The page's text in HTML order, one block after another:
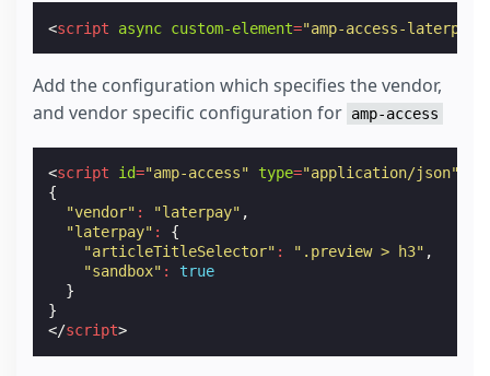
<script async custom-element="amp-access-laterpay"
Add the configuration which specifies the vendor,
and vendor specific configuration for amp-access
<script id="amp-access" type="application/json"
{
"vendor" : "laterpay" ,
"laterpay" :
{
"articleTitleSelector" : ".preview > h3" ,
"sandbox" :
true
}
}
</script>